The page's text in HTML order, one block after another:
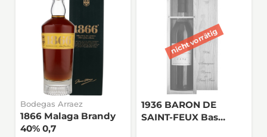
Bodegas Arraez
1866 Malaga Brandy
40% 0,7
1936 BARON DE
SAINT-FEUX Bas